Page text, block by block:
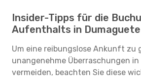
Insider-Tipps für die
Aufenthalts in Dumaguete
Um eine reibungslose Ankunft zu
unangenehme Überraschungen
vermeiden, beachten Sie diese